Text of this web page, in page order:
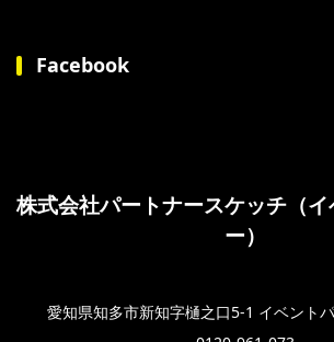
Facebook
株式会社パートナースケッチ（
ー）
愛知県知多市新知字樋之口5-1 イベント